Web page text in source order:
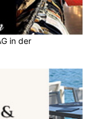
in der